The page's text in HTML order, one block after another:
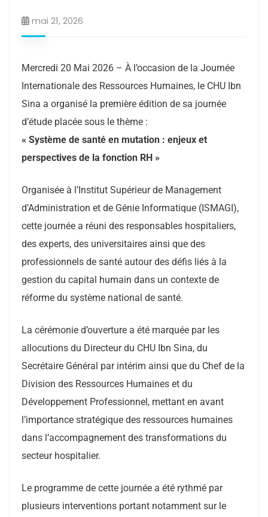
mai 21, 2026
Mercredi 20 Mai 2026 – À l’occasion de la Journée
Internationale des Ressources Humaines, le CHU Ibn
Sina a organisé la première édition de sa journée
d’étude placée sous le thème :
« Système de santé en mutation : enjeux et
perspectives de la fonction RH »
Organisée à l’Institut Supérieur de Management
d’Administration et de Génie Informatique (ISMAGI),
cette journée a réuni des responsables hospitaliers,
des experts, des universitaires ainsi que des
professionnels de santé autour des défis liés à la
gestion du capital humain dans un contexte de
réforme du système national de santé.
La cérémonie d’ouverture a été marquée par les
allocutions du Directeur du CHU Ibn Sina, du
Secrétaire Général par intérim ainsi que du Chef de la
Division des Ressources Humaines et du
Développement Professionnel, mettant en avant
l’importance stratégique des ressources humaines
dans l’accompagnement des transformations du
secteur hospitalier.
Le programme de cette journée a été rythmé par
plusieurs interventions portant notamment sur le